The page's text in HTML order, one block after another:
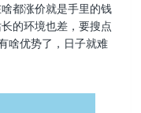
都涨价就是手里的钱
的环境也差，要搜点
啥优势了，日子就难